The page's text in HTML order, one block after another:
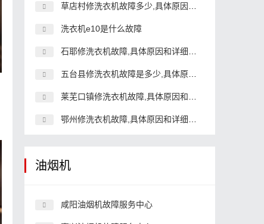
草店村修洗衣机故障多少,具体原因和详细解决方法
洗衣机e10是什么故障
石耶修洗衣机故障,具体原因和详细解决方法
五台县修洗衣机故障是多少,具体原因和详细解决方法
莱芜口镇修洗衣机故障,具体原因和详细解决方法
鄂州修洗衣机故障,具体原因和详细解决方法
油烟机
咸阳油烟机故障服务中心